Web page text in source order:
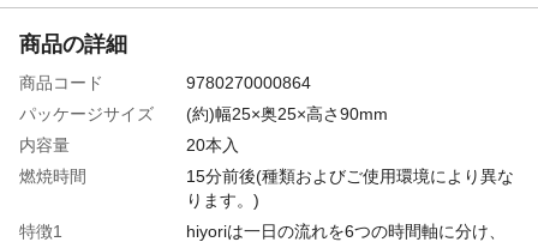
商品の詳細
商品コード
9780270000864
パッケージサイズ
(約)幅25×奥25×高さ90mm
内容量
20本入
燃焼時間
15分前後(種類およびご使用環境により異な
ります。)
特徴1
hiyoriは一日の流れを6つの時間軸に分け、